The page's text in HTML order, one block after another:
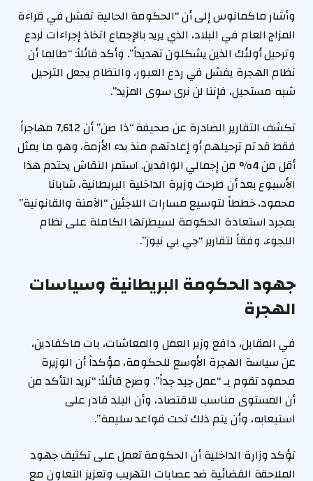
وأشار ماكمانوس إلى أن “الحكومة الحالية تفشل في قراءة
المزاج العام في البلاد، الذي يريد بالإجماع اتخاذ إجراءات لردع
وترحيل أولئك الذين يشكلون تهديداً”. وأكد قائلاً: “طالما أن
نظام الهجرة يفشل في ردع العبور، والنظام يجعل الترحيل
شبه مستحيل، فإننا لن نرى سوى المزيد”.
تكشف التقارير الصادرة عن صحيفة “ذا صن” أن 7,612 مهاجراً
فقط قد تم ترحيلهم أو إعادتهم منذ بدء الأزمة، وهو ما يمثل
أقل من 4% من إجمالي الوافدين. استمر النقاش يحتدم هذا
الأسبوع بعد أن طرحت وزيرة الداخلية البريطانية، شابانا
محمود، خططاً لتوسيع مسارات اللاجئين “الآمنة والقانونية”
بمجرد استعادة الحكومة لسيطرتها الكاملة على نظام
اللجوء، وفقاً لتقارير “جي بي نيوز”.
جهود الحكومة البريطانية وسياسات
الهجرة
في المقابل، دافع وزير العمل والمعاشات، بات ماكفادين،
عن سياسة الهجرة الأوسع للحكومة، مؤكداً أن الوزيرة
محمود تقوم بـ “عمل جيد جداً”. وصرح قائلاً: “نريد التأكد من
أن المستوى مناسب للاقتصاد، وأن البلد قادر على
استيعابه، وأن يتم ذلك تحت قواعد سليمة”.
تؤكد وزارة الداخلية أن الحكومة تعمل على تكثيف جهود
الملاحقة القضائية ضد عصابات التهريب وتعزيز التعاون مع